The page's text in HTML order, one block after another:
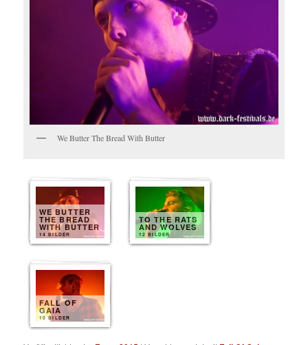
We Butter The Bread With Butter
WE BUTTER
THE BREAD
WITH BUTTER
14 BILDER
TO THE RATS
AND WOLVES
12 BILDER
FALL OF
GAIA
10 BILDER